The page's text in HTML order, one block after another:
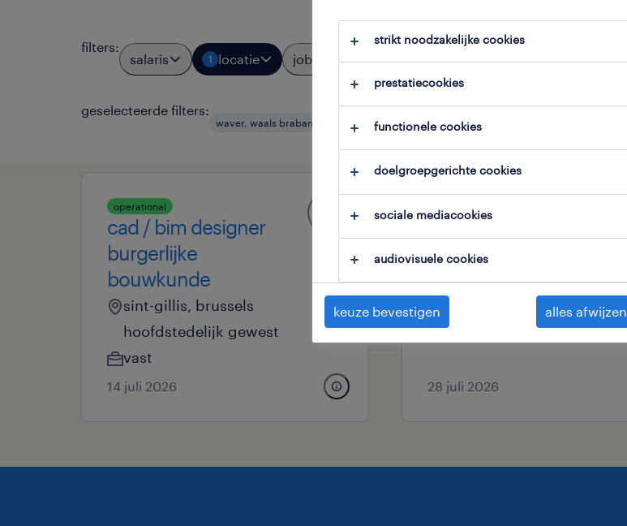
filters:
salaris 1 locatie jobtypes 1 expertisedomein alle filters 2
geselecteerde filters:
waver, waals brabant tekenen & ontwerpen alles wissen
operational
cad / bim designer
burgerlijke
bouwkunde
sint-gillis, brussels
hoofdstedelijk gewest
vast
14 juli 2026
cad-tekenaar
brussel, brussels
hoofdstedelijk gewest
28 juli 2026
strikt noodzakelijke cookies
prestatiecookies
functionele cookies
doelgroepgerichte cookies
sociale mediacookies
audiovisuele cookies
keuze bevestigen alles afwijzen